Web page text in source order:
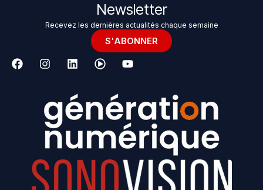
Newsletter
Recevez les dernières actualités chaque semaine
S'ABONNER